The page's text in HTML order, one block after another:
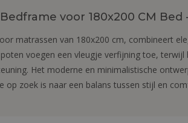
voor 180x200 CM
matrassen van 180x200 cm, combineert
voegen een vleugje verfijning toe,
Het moderne en minimalistische
op zoek is naar een balans tussen stijl en